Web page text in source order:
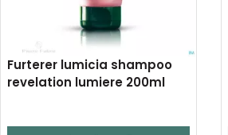
Furterer lumicia shampoo
revelation lumiere 200ml